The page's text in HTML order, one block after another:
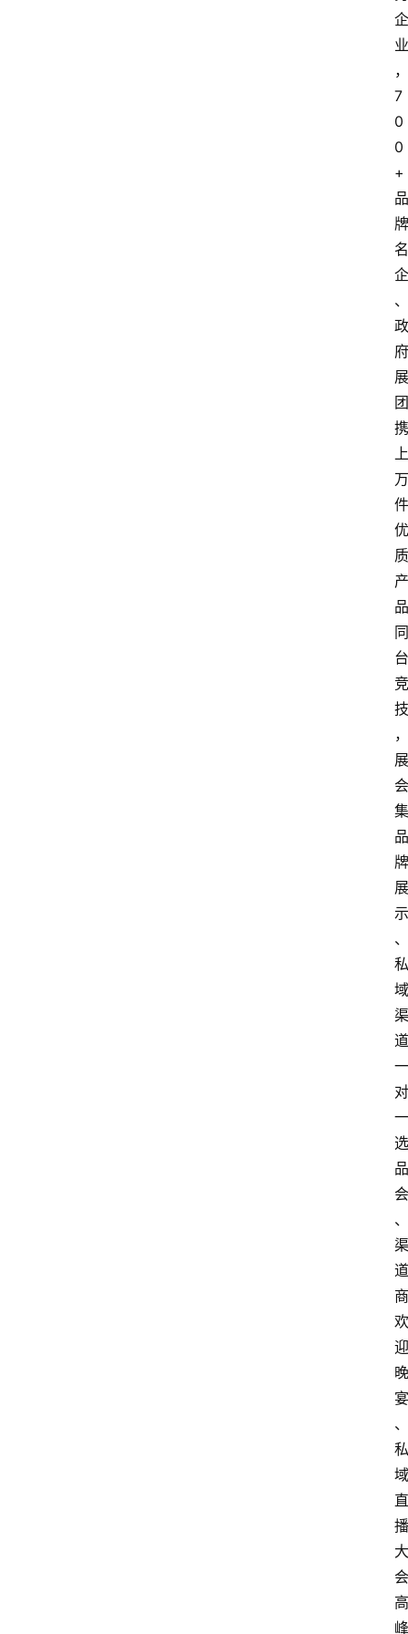
企
业
，
7
0
0
+
品
牌
名
企
、
政
府
展
团
携
上
万
件
优
质
产
品
同
台
竞
技
，
展
会
集
品
牌
展
示
、
私
域
渠
道
一
对
一
选
品
会
、
渠
道
商
欢
迎
晚
宴
、
私
域
直
播
大
会
高
峰